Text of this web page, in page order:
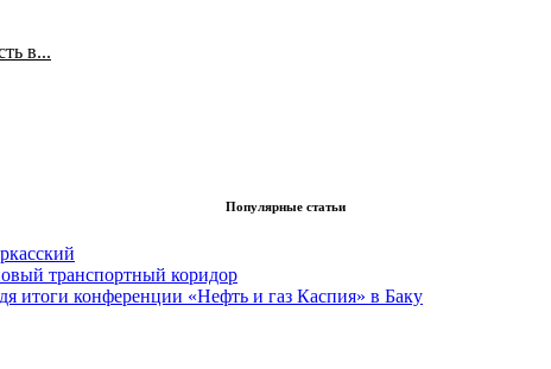
в...
Популярные статьи
транспортный коридор
итоги конференции «Нефть и газ Каспия» в Баку